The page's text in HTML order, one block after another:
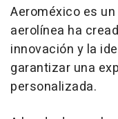
Aeroméxico es
aerolínea ha
innovación y la
garantizar una
personalizada.